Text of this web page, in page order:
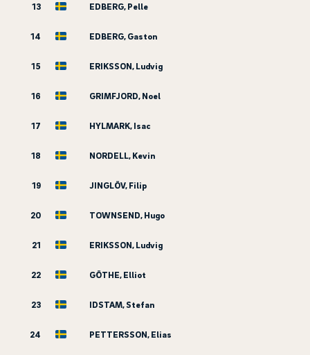
13 EDBERG, Pelle
14 EDBERG, Gaston
15 ERIKSSON, Ludvig
16 GRIMFJORD, Noel
17 HYLMARK, Isac
18 NORDELL, Kevin
19 JINGLÖV, Filip
20 TOWNSEND, Hugo
21 ERIKSSON, Ludvig
22 GÖTHE, Elliot
23 IDSTAM, Stefan
24 PETTERSSON, Elias